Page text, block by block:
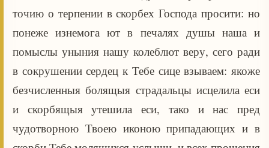
точию о терпении в скорбех Господа просити: но
понеже изнемога ют в печалях душы наша и
помыслы уныния нашу колеблют веру, сего ради
в сокрушении сердец к Тебе сице взываем: якоже
безчисленныя болящыя страдальцы исцелила еси
и скорбящыя утешила еси, тако и нас пред
чудотворною Твоею иконою припадающих и в